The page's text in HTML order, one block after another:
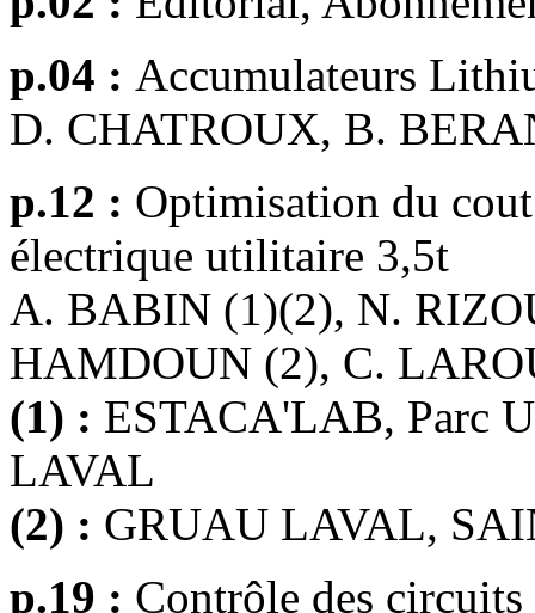
p.04 : Accumulateurs
D. CHATROUX, B.
p.12 : Optimisation du
électrique utilitaire 3,5t
A. BABIN (1)(2), N.
HAMDOUN (2), C.
(1) : ESTACA'LAB, Parc
LAVAL
(2) : GRUAU LAVAL,
p.19 : Contrôle des circuits